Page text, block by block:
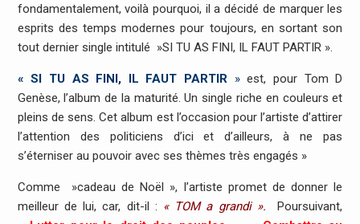
fondamentalement, voilà pourquoi, il a décidé de marquer les
esprits des temps modernes pour toujours, en sortant son
tout dernier single intitulé »SI TU AS FINI, IL FAUT PARTIR ».
« SI TU AS FINI, IL FAUT PARTIR »est, pour Tom D
Genèse, l’album de la maturité. Un single riche en couleurs et
pleins de sens. Cet album est l’occasion pour l’artiste d’attirer
l’attention des politiciens d’ici et d’ailleurs, à ne pas
s’éterniser au pouvoir avec ses thèmes très engagés »
Comme »cadeau de Noël », l’artiste promet de donner le
meilleur de lui, car, dit-il : « TOM a grandi ». Poursuivant,